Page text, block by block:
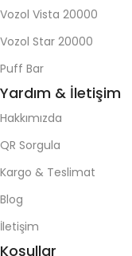
Vozol Vista 20000
Vozol Star 20000
Puff Bar
Yardım & İletişim
Hakkımızda
QR Sorgula
Kargo & Teslimat
Blog
İletişim
Koşullar